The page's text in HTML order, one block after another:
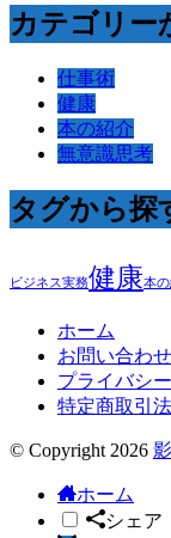
カテゴリー
仕事術
健康
本の紹介
無意識思考
タグから探
ビジネス実務健康本
ホーム
お問い合わせ
プライバシ
特定商取引
© Copyright 2026
ホーム
シェア